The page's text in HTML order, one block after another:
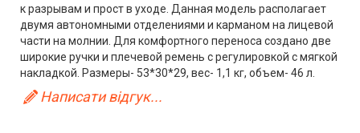
к разрывам и прост в уходе. Данная модель располагает
двумя автономными отделениями и карманом на лицевой
части на молнии. Для комфортного переноса создано две
широкие ручки и плечевой ремень с регулировкой с мягкой
накладкой. Размеры- 53*30*29, вес- 1,1 кг, объем- 46 л.
Написати відгук...